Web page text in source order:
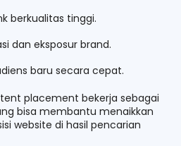
berkualitas tinggi.
dan eksposur brand.
baru secara cepat.
placement bekerja sebagai
bisa membantu menaikkan
website di hasil pencarian